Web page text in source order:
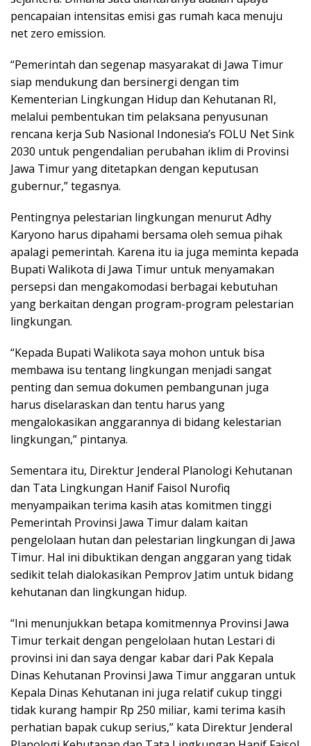
pencapaian intensitas emisi gas rumah kaca menuju
net zero emission.
“Pemerintah dan segenap masyarakat di Jawa Timur
siap mendukung dan bersinergi dengan tim
Kementerian Lingkungan Hidup dan Kehutanan RI,
melalui pembentukan tim pelaksana penyusunan
rencana kerja Sub Nasional Indonesia’s FOLU Net Sink
2030 untuk pengendalian perubahan iklim di Provinsi
Jawa Timur yang ditetapkan dengan keputusan
gubernur,” tegasnya.
Pentingnya pelestarian lingkungan menurut Adhy
Karyono harus dipahami bersama oleh semua pihak
apalagi pemerintah. Karena itu ia juga meminta kepada
Bupati Walikota di Jawa Timur untuk menyamakan
persepsi dan mengakomodasi berbagai kebutuhan
yang berkaitan dengan program-program pelestarian
lingkungan.
“Kepada Bupati Walikota saya mohon untuk bisa
membawa isu tentang lingkungan menjadi sangat
penting dan semua dokumen pembangunan juga
harus diselaraskan dan tentu harus yang
mengalokasikan anggarannya di bidang kelestarian
lingkungan,” pintanya.
Sementara itu, Direktur Jenderal Planologi Kehutanan
dan Tata Lingkungan Hanif Faisol Nurofiq
menyampaikan terima kasih atas komitmen tinggi
Pemerintah Provinsi Jawa Timur dalam kaitan
pengelolaan hutan dan pelestarian lingkungan di Jawa
Timur. Hal ini dibuktikan dengan anggaran yang tidak
sedikit telah dialokasikan Pemprov Jatim untuk bidang
kehutanan dan lingkungan hidup.
“Ini menunjukkan betapa komitmennya Provinsi Jawa
Timur terkait dengan pengelolaan hutan Lestari di
provinsi ini dan saya dengar kabar dari Pak Kepala
Dinas Kehutanan Provinsi Jawa Timur anggaran untuk
Kepala Dinas Kehutanan ini juga relatif cukup tinggi
tidak kurang hampir Rp 250 miliar, kami terima kasih
perhatian bapak cukup serius,” kata Direktur Jenderal